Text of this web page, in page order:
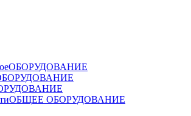
ОБОРУДОВАНИЕ
ОБЩЕЕ ОБОРУДОВАНИЕ